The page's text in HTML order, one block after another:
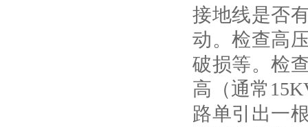
接地线是否
动。检查高
破损等。检
高（通常
路单引出一